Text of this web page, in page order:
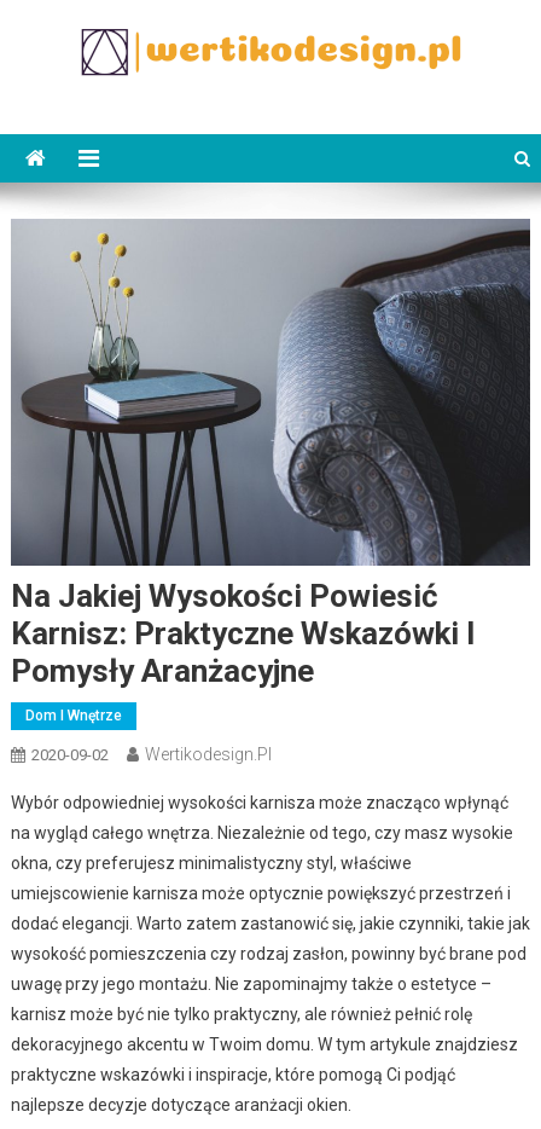
Na Jakiej Wysokości Powiesić
Karnisz: Praktyczne Wskazówki I
Pomysły Aranżacyjne
Dom I Wnętrze
2020-09-02 Wertikodesign.pl
Wybór odpowiedniej wysokości karnisza może znacząco wpłynąć
na wygląd całego wnętrza. Niezależnie od tego, czy masz wysokie
okna, czy preferujesz minimalistyczny styl, właściwe
umiejscowienie karnisza może optycznie powiększyć przestrzeń i
dodać elegancji. Warto zatem zastanowić się, jakie czynniki, takie jak
wysokość pomieszczenia czy rodzaj zasłon, powinny być brane pod
uwagę przy jego montażu. Nie zapominajmy także o estetyce –
karnisz może być nie tylko praktyczny, ale również pełnić rolę
dekoracyjnego akcentu w Twoim domu. W tym artykule znajdziesz
praktyczne wskazówki i inspiracje, które pomogą Ci podjąć
najlepsze decyzje dotyczące aranżacji okien.